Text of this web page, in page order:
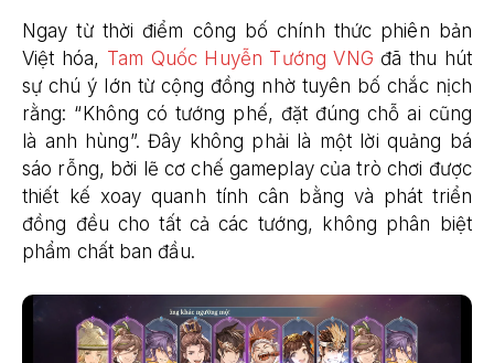
Ngay từ thời điểm công bố chính thức phiên bản
Việt hóa, Tam Quốc Huyễn Tướng VNG đã thu hút
sự chú ý lớn từ cộng đồng nhờ tuyên bố chắc nịch
rằng: “Không có tướng phế, đặt đúng chỗ ai cũng
là anh hùng”. Đây không phải là một lời quảng bá
sáo rỗng, bởi lẽ cơ chế gameplay của trò chơi được
thiết kế xoay quanh tính cân bằng và phát triển
đồng đều cho tất cả các tướng, không phân biệt
phẩm chất ban đầu.